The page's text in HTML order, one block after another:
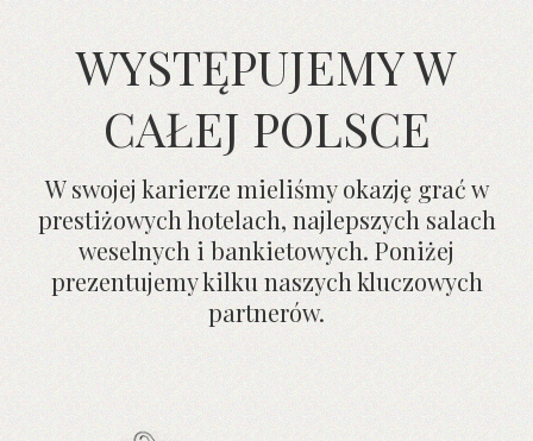
WYSTĘPUJEMY W
CAŁEJ POLSCE
W swojej karierze mieliśmy okazję grać w
prestiżowych hotelach, najlepszych salach
weselnych i bankietowych. Poniżej
prezentujemy kilku naszych kluczowych
partnerów.